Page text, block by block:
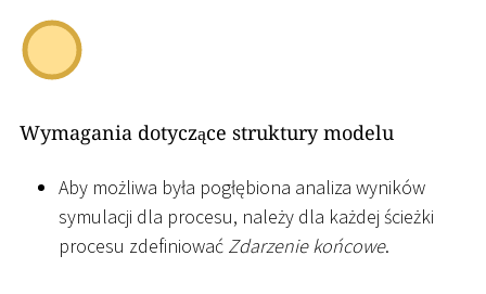
Wymagania dotyczące struktury modelu
Aby możliwa była pogłębiona analiza wyników
symulacji dla procesu, należy dla każdej ścieżki
procesu zdefiniować Zdarzenie końcowe.